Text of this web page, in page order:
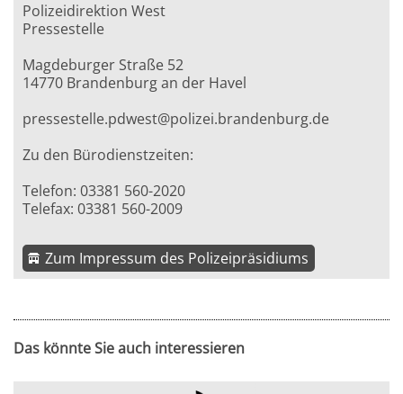
Polizeidirektion West
Pressestelle
Magdeburger Straße 52
14770 Brandenburg an der Havel
pressestelle.pdwest@polizei.brandenburg.de
Zu den Bürodienstzeiten:
Telefon: 03381 560-2020
Telefax: 03381 560-2009
Zum Impressum des Polizeipräsidiums
Das könnte Sie auch interessieren